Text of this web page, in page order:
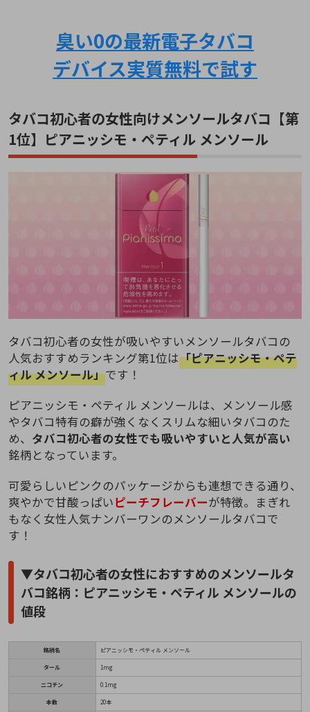
臭い0の最新電子タバコ
デバイス実質無料で試す
タバコ初心者の女性向けメンソールタバコ【第
1位】ピアニッシモ・ペティル メンソール
タバコ初心者の女性が吸いやすいメンソールタバコの
人気おすすめランキング第1位は「ピアニッシモ・ペテ
ィル メンソール」です！
ピアニッシモ・ペティル メンソールは、メンソール感
やタバコ特有の癖が強くなくスリムな細いタバコのた
め、 タバコ初心者の女性でも吸いやすいと人気が高い
銘柄となっています。
可愛らしいピンクのパッケージからも連想できる通り、
爽やかで甘酸っぱいピーチフレーバーが特徴。まぎれ
もなく女性人気ナンバーワンのメンソールタバコで
す！
▼タバコ初心者の女性におすすめのメンソールタ
バコ銘柄：ピアニッシモ・ペティル メンソールの
値段
銘柄名 ピアニッシモ・ペティル メンソール
タール 1mg
ニコチン 0.1mg
本数 20本